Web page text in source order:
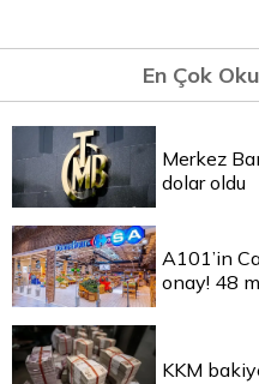
En Çok
Merkez
dolar oldu
A101’in
onay! 48
KKM